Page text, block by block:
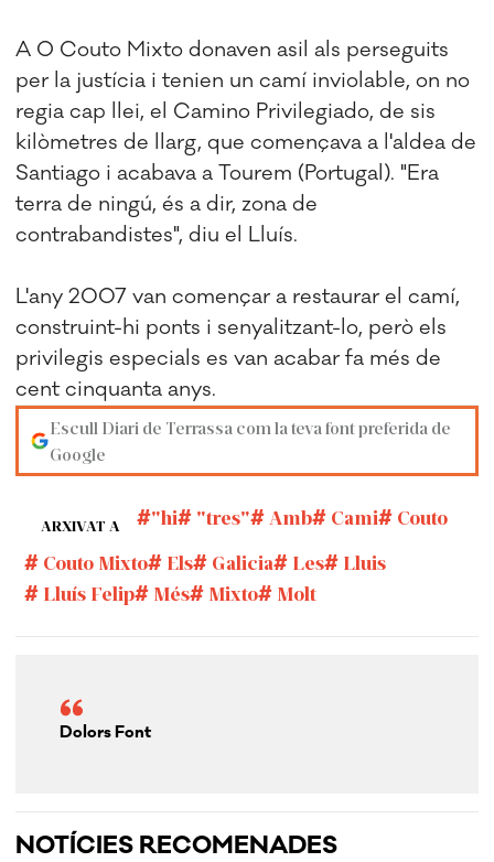
A O Couto Mixto donaven asil als perseguits
per la justícia i tenien un camí inviolable, on no
regia cap llei, el Camino Privilegiado, de sis
kilòmetres de llarg, que començava a l'aldea de
Santiago i acabava a Tourem (Portugal). "Era
terra de ningú, és a dir, zona de
contrabandistes", diu el Lluís.
L'any 2007 van començar a restaurar el camí,
construint-hi ponts i senyalitzant-lo, però els
privilegis especials es van acabar fa més de
cent cinquanta anys.
Escull Diari de Terrassa com la teva font preferida de
Google
ARXIVAT A "hi "tres" Amb Cami
Couto
Couto Mixto
Els Galicia Les
Lluis
Lluís Felip
Més Mixto Molt
Dolors Font
NOTÍCIES RECOMENADES